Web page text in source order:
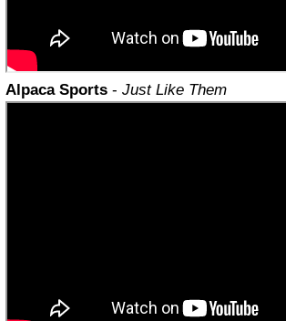
Alpaca Sports - Just Like Them